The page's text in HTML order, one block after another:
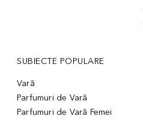
SUBIECTE POPULARE
Vară
Parfumuri de Vară
Parfumuri de Vară Femei